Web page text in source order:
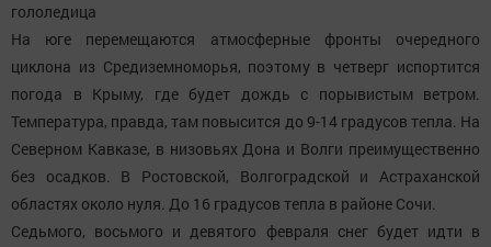
гололедица
На юге перемещаются атмосферные фронты очередного
циклона из Средиземноморья, поэтому в четверг испортится
погода в Крыму, где будет дождь с порывистым ветром.
Температура, правда, там повысится до 9-14 градусов тепла. На
Северном Кавказе, в низовьях Дона и Волги преимущественно
без осадков. В Ростовской, Волгоградской и Астраханской
областях около нуля. До 16 градусов тепла в районе Сочи.
Седьмого, восьмого и девятого февраля снег будет идти в